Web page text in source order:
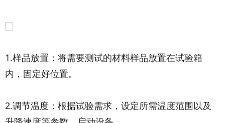
1.样品放置：将需要测试的材料样品放置在试验箱
内，固定好位置。
2.调节温度：根据试验需求，设定所需温度范围以及